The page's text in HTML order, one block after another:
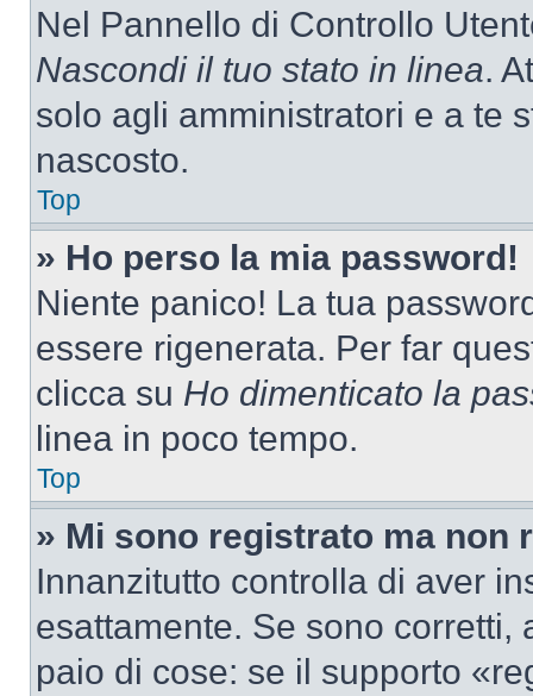
Nel Pannello di Controllo
Nascondi il tuo stato in linea.
solo agli amministratori e a te
nascosto.
Top
» Ho perso la mia password!
Niente panico! La tua
essere rigenerata. Per far
clicca su Ho dimenticato la
linea in poco tempo.
Top
» Mi sono registrato ma non
Innanzitutto controlla di aver
esattamente. Se sono
paio di cose: se il supporto